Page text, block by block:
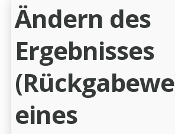
Ändern des
Ergebnisses
eines